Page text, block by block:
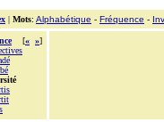
| Mots: Alphabétique - Fréquence -
[« »]